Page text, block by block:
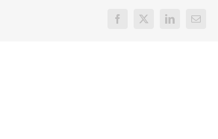
Facebook
X LinkedInEmail